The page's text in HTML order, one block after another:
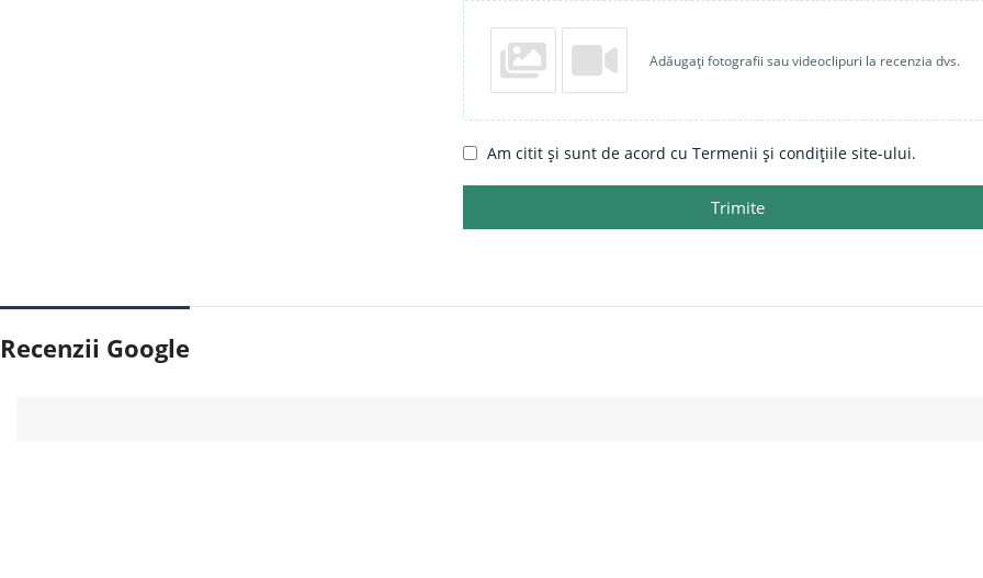
Adăugați fotografii sau videoclipuri la recenzia dvs.
Am citit și sunt de acord cu Termenii și condițiile site-ului.
Trimite
Recenzii Google